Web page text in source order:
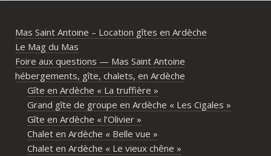
différents gîtes permettent à chacun
d’avoir son espace tout en gardant un
vrai lieu de rassemblement pour
partager les repas et les activités.Un
immense merci également aux
propriétaires pour leur disponibilité, leur
écoute et leur gentillesse tout au long de
l’organisation. Nous avons été très bien
Mas Saint Antoine – Location gîtes en Ardèche
Le Mag du Mas
Foire aux questions — Mas Saint Antoine
hébergements, gîte, chalets, en Ardèche
Gîte en Ardèche « La truffière »
Grand gîte de groupe en Ardèche « Les Cigales »
Gîte en Ardèche « l’Olivier »
Chalet en Ardèche « Belle vue »
Chalet en Ardèche « Le vieux chêne »